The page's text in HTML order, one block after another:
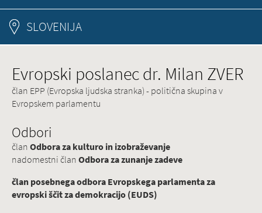
SLOVENIJA
Evropski poslanec dr. Milan ZVER
član EPP (Evropska ljudska stranka) - politična skupina v
Evropskem parlamentu
Odbori
članOdbora za kulturo in izobraževanje
nadomestni članOdbora za zunanje zadeve
član posebnega odbora Evropskega parlamenta za
evropski ščit za demokracijo (EUDS)